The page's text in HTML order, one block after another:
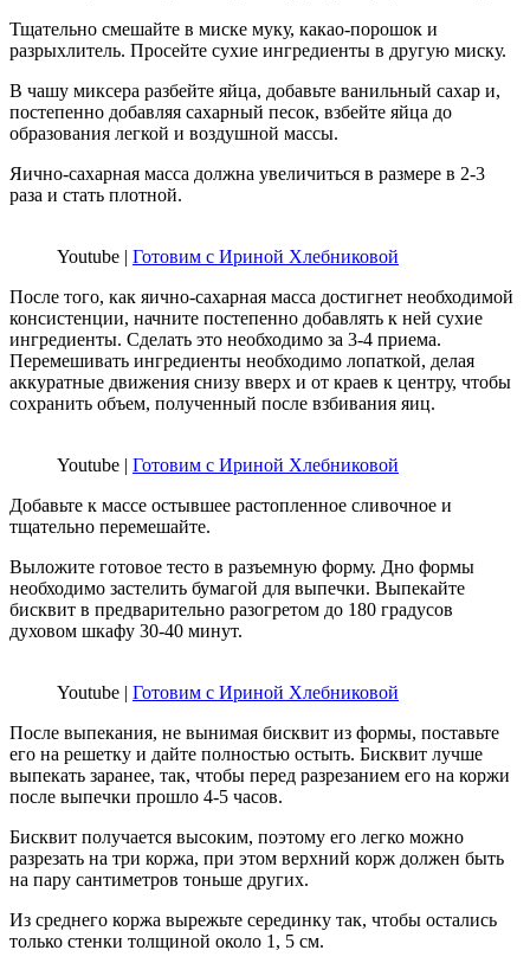
Тщательно смешайте в миске муку, какао-порошок и
разрыхлитель. Просейте сухие ингредиенты в другую миску.
В чашу миксера разбейте яйца, добавьте ванильный сахар и,
постепенно добавляя сахарный песок, взбейте яйца до
образования легкой и воздушной массы.
Яично-сахарная масса должна увеличиться в размере в 2-3
раза и стать плотной.
Youtube | Готовим с Ириной Хлебниковой
После того, как яично-сахарная масса достигнет необходимой
консистенции, начните постепенно добавлять к ней сухие
ингредиенты. Сделать это необходимо за 3-4 приема.
Перемешивать ингредиенты необходимо лопаткой, делая
аккуратные движения снизу вверх и от краев к центру, чтобы
сохранить объем, полученный после взбивания яиц.
Youtube | Готовим с Ириной Хлебниковой
Добавьте к массе остывшее растопленное сливочное и
тщательно перемешайте.
Выложите готовое тесто в разъемную форму. Дно формы
необходимо застелить бумагой для выпечки. Выпекайте
бисквит в предварительно разогретом до 180 градусов
духовом шкафу 30-40 минут.
Youtube | Готовим с Ириной Хлебниковой
После выпекания, не вынимая бисквит из формы, поставьте
его на решетку и дайте полностью остыть. Бисквит лучше
выпекать заранее, так, чтобы перед разрезанием его на коржи
после выпечки прошло 4-5 часов.
Бисквит получается высоким, поэтому его легко можно
разрезать на три коржа, при этом верхний корж должен быть
на пару сантиметров тоньше других.
Из среднего коржа вырежьте серединку так, чтобы остались
только стенки толщиной около 1, 5 см.